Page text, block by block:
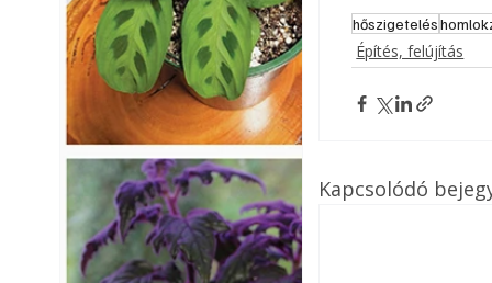
hőszigetelés
Építés, felújítás
Kapcsolódó